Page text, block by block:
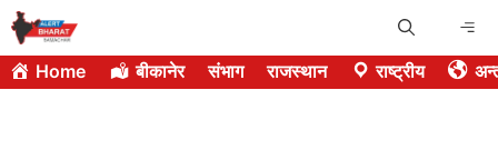
Skip
to
content
Home बीकानेर संभाग राजस्थान राष्ट्रीय